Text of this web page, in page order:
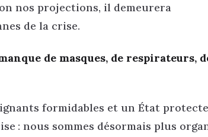
nos projections, il demeurera
de la crise.
de masques, de respirateurs,
formidables et un État
: nous sommes désormais plus